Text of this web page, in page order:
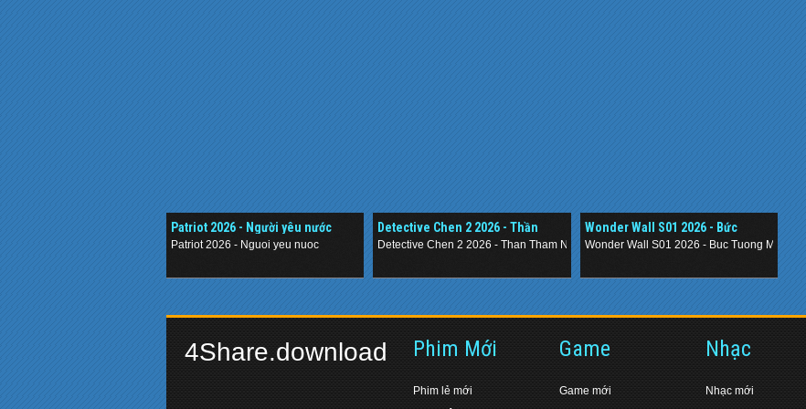
Patriot 2026 - Người yêu nước
Patriot 2026 - Nguoi yeu nuoc
Detective Chen 2 2026 - Thần
Thám Nằm Vùng 2
Detective Chen 2 2026 - Than Tham Nam Vung 2
Wonder Wall S01 2026 - Bức
Tường Mê Cung
Wonder Wall S01 2026 - Buc Tuong Me Cung
4Share.download Phim Mới
Phim lẻ mới
Game
Game mới
Nhạc
Nhạc mới